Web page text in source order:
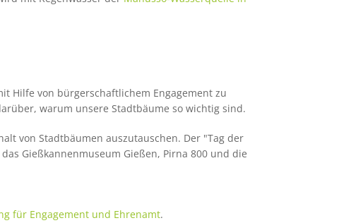
Hilfe von bürgerschaftlichem Engagement zu
warum unsere Stadtbäume so wichtig sind.
von Stadtbäumen auszutauschen. Der "Tag der
Gießkannenmuseum Gießen, Pirna 800 und die
für Engagement und Ehrenamt.